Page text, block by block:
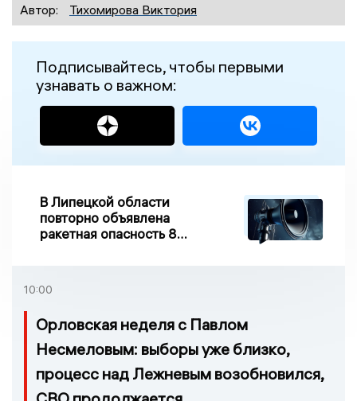
Автор:
Тихомирова Виктория
Подписывайтесь, чтобы первыми
узнавать о важном:
В Липецкой области
повторно объявлена
ракетная опасность 8
10:00
Орловская неделя с Павлом
Несмеловым: выборы уже близко,
процесс над Лежневым возобновился,